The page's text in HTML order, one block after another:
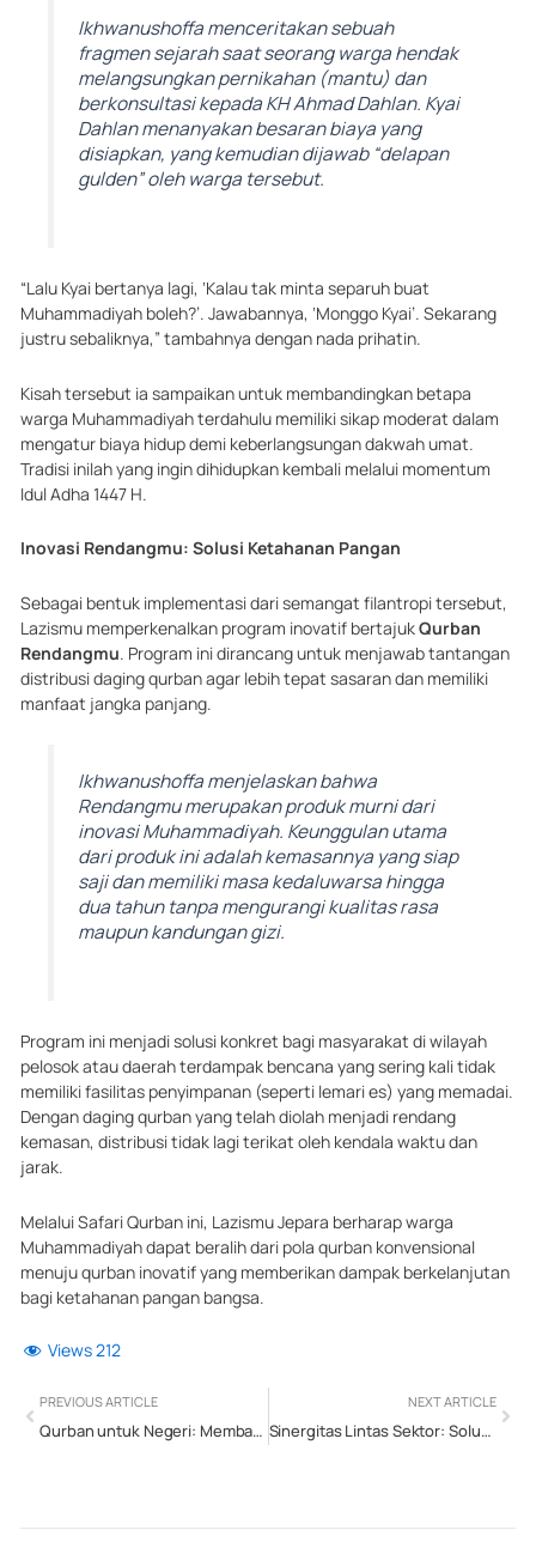
Ikhwanushoffa menceritakan sebuah
fragmen sejarah saat seorang warga hendak
melangsungkan pernikahan (mantu) dan
berkonsultasi kepada KH Ahmad Dahlan. Kyai
Dahlan menanyakan besaran biaya yang
disiapkan, yang kemudian dijawab “delapan
gulden” oleh warga tersebut.
“Lalu Kyai bertanya lagi, ‘Kalau tak minta separuh buat
Muhammadiyah boleh?’. Jawabannya, ‘Monggo Kyai’. Sekarang
justru sebaliknya,” tambahnya dengan nada prihatin.
Kisah tersebut ia sampaikan untuk membandingkan betapa
warga Muhammadiyah terdahulu memiliki sikap moderat dalam
mengatur biaya hidup demi keberlangsungan dakwah umat.
Tradisi inilah yang ingin dihidupkan kembali melalui momentum
Idul Adha 1447 H.
Inovasi Rendangmu: Solusi Ketahanan Pangan
Sebagai bentuk implementasi dari semangat filantropi tersebut,
Lazismu memperkenalkan program inovatif bertajukQurban
Rendangmu. Program ini dirancang untuk menjawab tantangan
distribusi daging qurban agar lebih tepat sasaran dan memiliki
manfaat jangka panjang.
Ikhwanushoffa menjelaskan bahwa
Rendangmu merupakan produk murni dari
inovasi Muhammadiyah. Keunggulan utama
dari produk ini adalah kemasannya yang siap
saji dan memiliki masa kedaluwarsa hingga
dua tahun tanpa mengurangi kualitas rasa
maupun kandungan gizi.
Program ini menjadi solusi konkret bagi masyarakat di wilayah
pelosok atau daerah terdampak bencana yang sering kali tidak
memiliki fasilitas penyimpanan (seperti lemari es) yang memadai.
Dengan daging qurban yang telah diolah menjadi rendang
kemasan, distribusi tidak lagi terikat oleh kendala waktu dan
jarak.
Melalui Safari Qurban ini, Lazismu Jepara berharap warga
Muhammadiyah dapat beralih dari pola qurban konvensional
menuju qurban inovatif yang memberikan dampak berkelanjutan
bagi ketahanan pangan bangsa.
Views212
PREVIOUS ARTICLE
Qurban untuk Negeri: Membangun Solidaritas dan Keadilan Sosial dalam Perspektif Muhammadiyah
NEXT ARTICLE
Sinergitas Lintas Sektor: Solusi Atasi Limbah Berbasis Infaq di Jepara